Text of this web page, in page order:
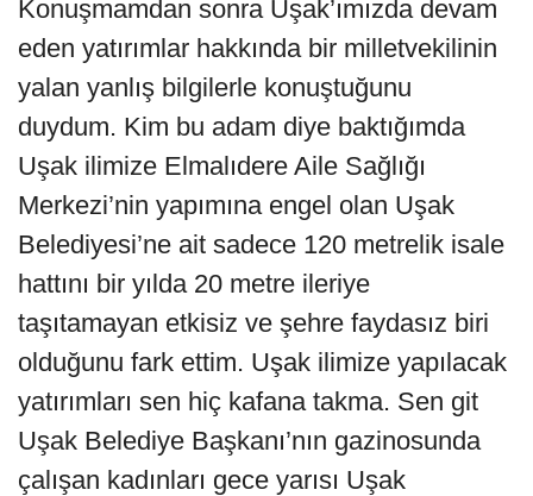
Konuşmamdan sonra Uşak’ımızda devam
eden yatırımlar hakkında bir milletvekilinin
yalan yanlış bilgilerle konuştuğunu
duydum. Kim bu adam diye baktığımda
Uşak ilimize Elmalıdere Aile Sağlığı
Merkezi’nin yapımına engel olan Uşak
Belediyesi’ne ait sadece 120 metrelik isale
hattını bir yılda 20 metre ileriye
taşıtamayan etkisiz ve şehre faydasız biri
olduğunu fark ettim. Uşak ilimize yapılacak
yatırımları sen hiç kafana takma. Sen git
Uşak Belediye Başkanı’nın gazinosunda
çalışan kadınları gece yarısı Uşak